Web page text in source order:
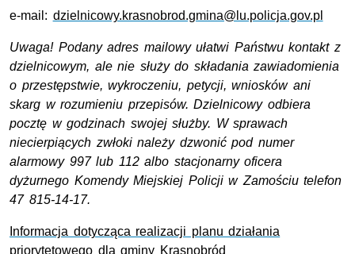
e-mail: dzielnicowy.krasnobrod.gmina@lu.policja.gov.pl
Uwaga! Podany adres mailowy ułatwi Państwu kontakt z
dzielnicowym, ale nie służy do składania zawiadomienia
o przestępstwie, wykroczeniu, petycji, wniosków ani
skarg w rozumieniu przepisów. Dzielnicowy odbiera
pocztę w godzinach swojej służby. W sprawach
niecierpiących zwłoki należy dzwonić pod numer
alarmowy 997 lub 112 albo stacjonarny oficera
dyżurnego Komendy Miejskiej Policji w Zamościu telefon
47 815-14-17.
Informacja dotycząca realizacji planu działania
priorytetowego dla gminy Krasnobród